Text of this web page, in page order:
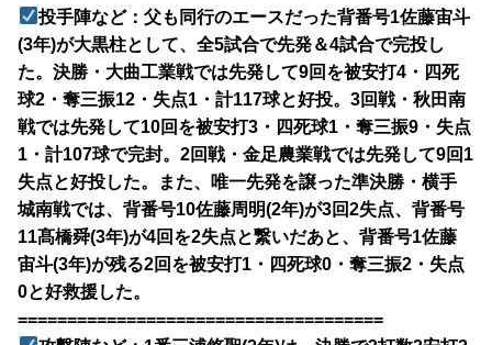
投手陣など：父も同行のエースだった背番号1佐藤宙斗
(3年)が大黒柱として、全5試合で先発＆4試合で完投し
た。決勝・大曲工業戦では先発して9回を被安打4・四死
球2・奪三振12・失点1・計117球と好投。3回戦・秋田南
戦では先発して10回を被安打3・四死球1・奪三振9・失点
1・計107球で完封。2回戦・金足農業戦では先発して9回1
失点と好投した。また、唯一先発を譲った準決勝・横手
城南戦では、背番号10佐藤周明(2年)が3回2失点、背番号
11髙橋舜(3年)が4回を2失点と繋いだあと、背番号1佐藤
宙斗(3年)が残る2回を被安打1・四死球0・奪三振2・失点
0と好救援した。
=====================================